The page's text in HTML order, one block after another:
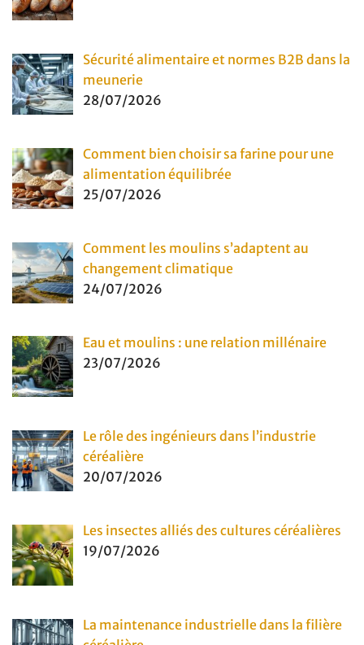
Sécurité alimentaire et normes B2B dans la
meunerie
28/07/2026
Comment bien choisir sa farine pour une
alimentation équilibrée
25/07/2026
Comment les moulins s’adaptent au
changement climatique
24/07/2026
Eau et moulins : une relation millénaire
23/07/2026
Le rôle des ingénieurs dans l’industrie
céréalière
20/07/2026
Les insectes alliés des cultures céréalières
19/07/2026
La maintenance industrielle dans la filière